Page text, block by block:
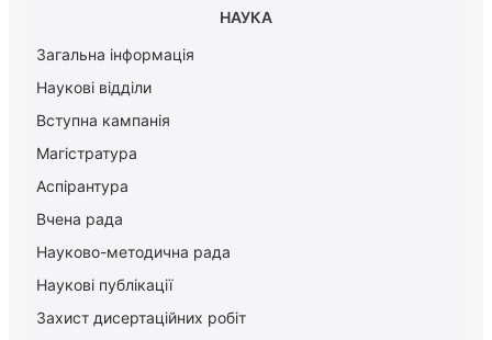
НАУКА
Загальна інформація
Наукові відділи
Вступна кампанія
Магістратура
Аспірантура
Вчена рада
Науково-методична рада
Наукові публікації
Захист дисертаційних робіт